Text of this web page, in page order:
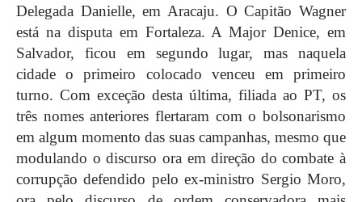
Delegada Danielle, em Aracaju. O Capitão Wagner
está na disputa em Fortaleza. A Major Denice, em
Salvador, ficou em segundo lugar, mas naquela
cidade o primeiro colocado venceu em primeiro
turno. Com exceção desta última, filiada ao PT, os
três nomes anteriores flertaram com o bolsonarismo
em algum momento das suas campanhas, mesmo que
modulando o discurso ora em direção do combate à
corrupção defendido pelo ex-ministro Sergio Moro,